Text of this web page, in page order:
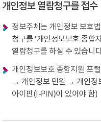
개인정보 열람청구를 접수
정보주체는 개인정보 보호
청구를 ‘개인정보보호 종합
열람청구를 하실 수 있습니
개인정보보호 종합지원
→ 개인정보 민원 → 개인정
아이핀(I-PIN)이 있어야 함)